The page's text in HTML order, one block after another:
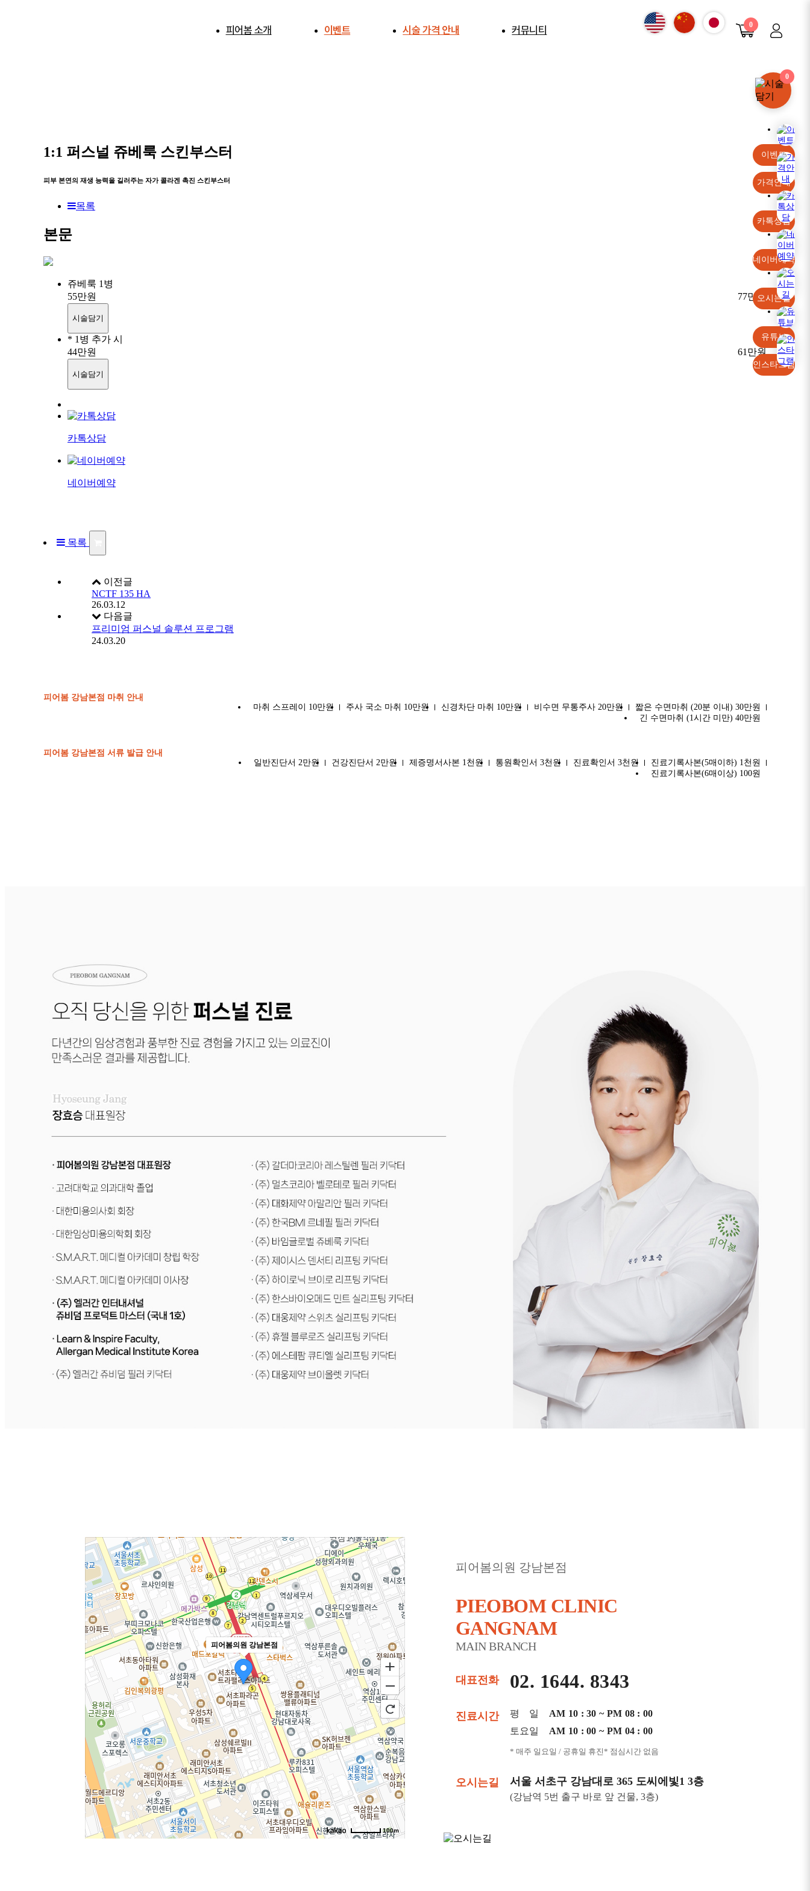
피어봄 소개 이벤트 시술 가격 안내 커뮤니티 0
1:1 퍼스널 쥬베룩 스킨부스터
피부 본연의 재생 능력을 길러주는 자가 콜라겐 촉진 스킨부스터
목록
본문
쥬베룩 1병
55만원 77만원
시술담기
* 1병 추가 시
44만원 61만원
시술담기
카톡상담
네이버예약
목록
이전글
NCTF 135 HA
26.03.12
다음글
프리미엄 퍼스널 솔루션 프로그램
24.03.20
피어봄 강남본점 마취 안내
마취 스프레이 10만원
주사 국소 마취 10만원 신경차단 마취 10만원 비수면 무통주사 20만원
짧은 수면마취 (20분 이내) 30만원
긴 수면마취 (1시간 미만) 40만원
피어봄 강남본점 서류 발급 안내
일반진단서 2만원
건강진단서 2만원 제증명서사본 1천원 통원확인서 3천원 진료확인서 3천원
진료기록사본(5매이하) 1천원
진료기록사본(6매이상) 100원
0
이벤트
가격안내
카톡상담
네이버예약
오시는길
유튜브
인스타그램
피어봄의원 강남본점
100m
피어봄의원 강남본점
PIEOBOM CLINIC
GANGNAM
MAIN BRANCH
대표전화 02. 1644. 8343
진료시간 평 일
AM 10 : 30 ~ PM 08 : 00
토요일
AM 10 : 00 ~ PM 04 : 00
* 매주 일요일 / 공휴일 휴진* 점심시간 없음
오시는길 서울 서초구 강남대로 365 도씨에빛1 3층
(강남역 5번 출구 바로 앞 건물, 3층)